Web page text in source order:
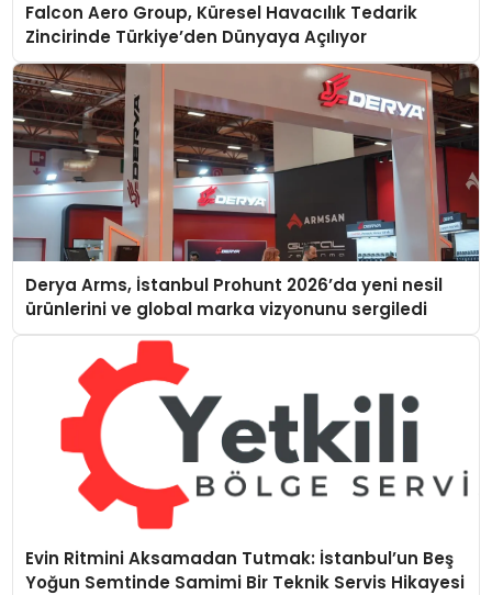
Falcon Aero Group, Küresel Havacılık Tedarik
Zincirinde Türkiye’den Dünyaya Açılıyor
Derya Arms, İstanbul Prohunt 2026’da yeni nesil
ürünlerini ve global marka vizyonunu sergiledi
Evin Ritmini Aksamadan Tutmak: İstanbul’un Beş
Yoğun Semtinde Samimi Bir Teknik Servis Hikayesi